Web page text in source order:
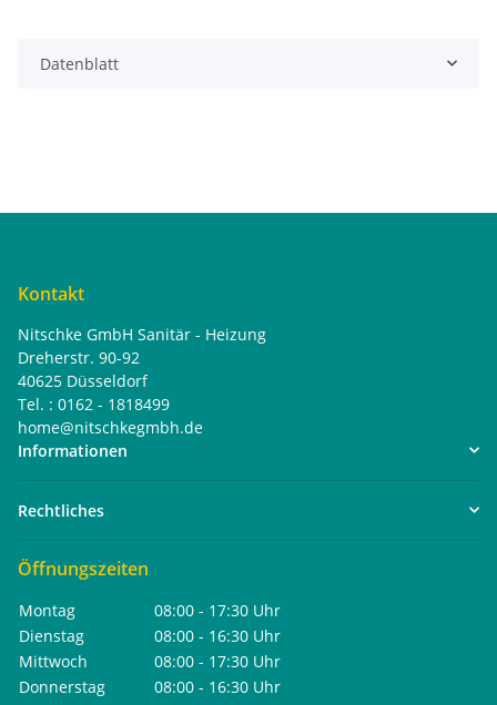
Datenblatt
Kontakt
Nitschke GmbH Sanitär - Heizung
Dreherstr. 90-92
40625 Düsseldorf
Tel. : 0162 - 1818499
home@nitschkegmbh.de
Informationen
Rechtliches
Öffnungszeiten
Montag
08:00 - 17:30 Uhr
Dienstag
08:00 - 16:30 Uhr
Mittwoch
08:00 - 17:30 Uhr
Donnerstag
08:00 - 16:30 Uhr